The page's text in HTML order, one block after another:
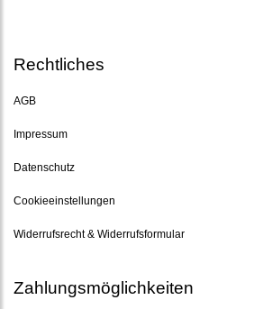
Rechtliches
AGB
Impressum
Datenschutz
Cookieeinstellungen
Widerrufsrecht & Widerrufsformular
Zahlungsmöglichkeiten